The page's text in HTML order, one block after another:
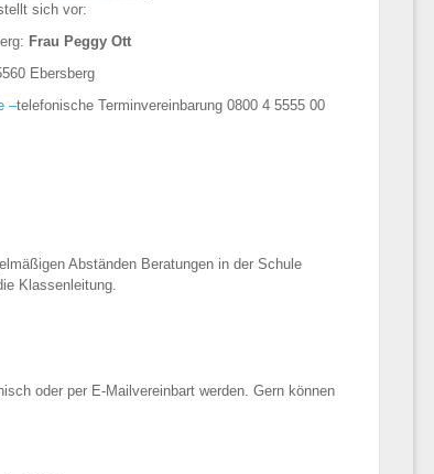
sich vor:
Frau Peggy Ott
Ebersberg
–telefonische Terminvereinbarung 0800 4 5555 00
Abständen Beratungen in der Schule
Klassenleitung.
oder per E-Mailvereinbart werden. Gern können